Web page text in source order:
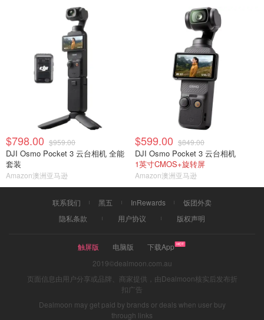
$798.00 $959.00
DJI Osmo Pocket 3 云台相机 全能
套装
Amazon澳洲亚马逊
$599.00 $849.00
DJI Osmo Pocket 3 云台相机
1英寸CMOS+旋转屏
Amazon澳洲亚马逊
联系我们 黑五 InRewards
饭团外卖
隐私条款
用户协议 版权声明
触屏版 电脑版
下载App
2019©dealmoon.com.au
页面信息由用户分享或品牌、商家提供，由Dealmoon核实后发布折
扣广告
Dealmoon may get paid by brands or deals when user buy
through links